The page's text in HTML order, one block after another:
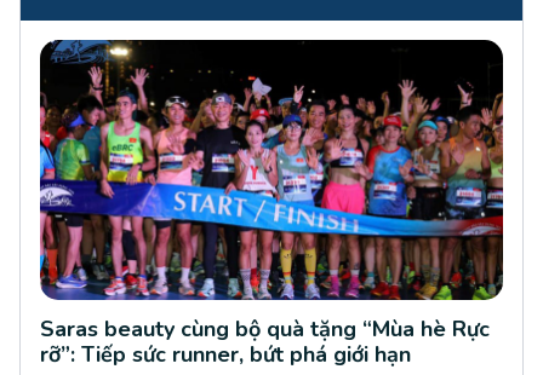
Saras beauty cùng bộ quà tặng “Mùa hè Rực
rỡ”: Tiếp sức runner, bứt phá giới hạn